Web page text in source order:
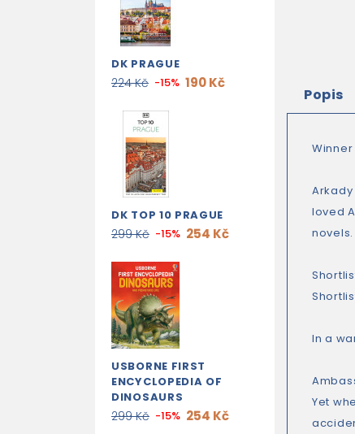
DK PRAGUE
224 Kč -15% 190 Kč
DK TOP 10 PRAGUE
299 Kč -15% 254 Kč
USBORNE FIRST
ENCYCLOPEDIA OF
DINOSAURS
299 Kč -15% 254 Kč
Popis
loved
novels.
In a
Yet